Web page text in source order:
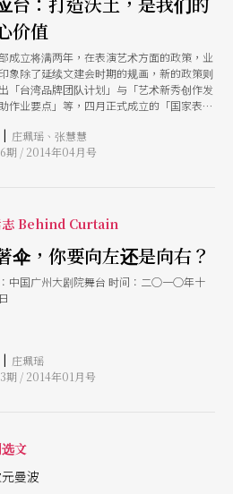
价值
成立将满两年，在表演艺术方面的政策，业
象除了延续文建会时期的规画，新的政策则
「台湾品牌团队计划」与「艺术新秀创作发
作业要点」等，四月正式成立的「国家表演
里程碑。在此时刻，历经一年多内部盘整，
相当期待文化部能标举出新世纪台湾文化发
部的思维与政策。
| 庄珮瑶、张慧慧
期 / 2014年04月号
志 Behind Curtain
伞，你要向左还是向右？
中国广州大剧院舞台 时间：二○一○年十
| 庄珮瑶
期 / 2014年01月号
文
曼波